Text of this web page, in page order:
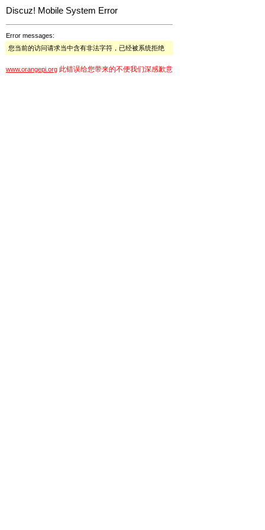
Discuz! Mobile System Error
Error messages:
您当前的访问请求当中含有非法字符，已经被系统拒绝
www.orangepi.org 此错误给您带来的不便我们深感歉意